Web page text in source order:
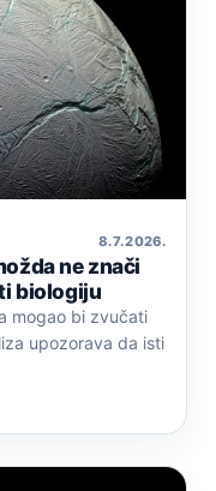
8. 7. 2026.
ne znači
biologiju
mogao bi zvučati
upozorava da isti